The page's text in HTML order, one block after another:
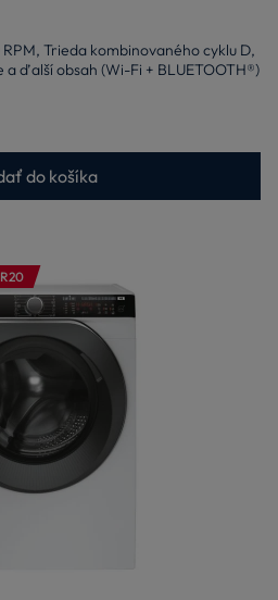
Trieda kombinovaného cyklu D,
ďalší obsah (Wi-Fi + BLUETOOTH®)
do košíka